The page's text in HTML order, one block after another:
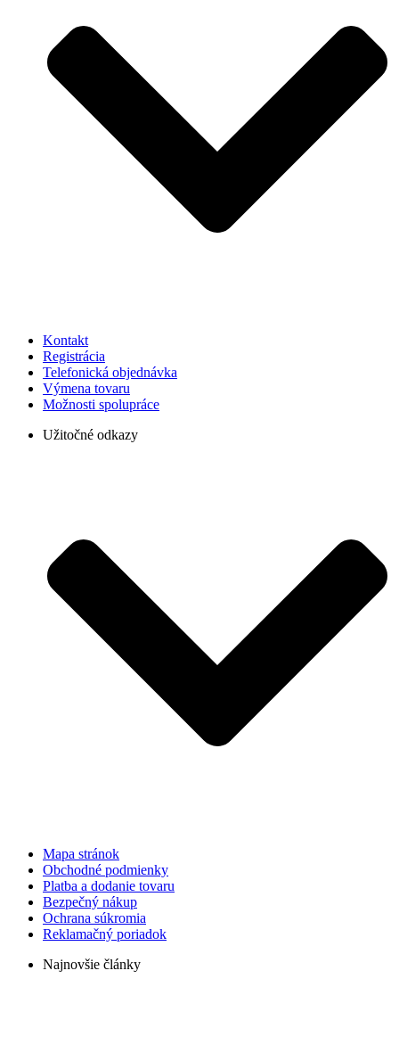
Kontakt
Registrácia
Telefonická objednávka
Výmena tovaru
Možnosti spolupráce
Užitočné odkazy
Mapa stránok
Obchodné podmienky
Platba a dodanie tovaru
Bezpečný nákup
Ochrana súkromia
Reklamačný poriadok
Najnovšie články